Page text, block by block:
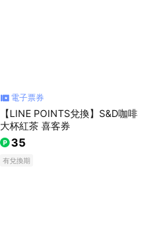
電子票券
【LINE POINTS兌換】S&D咖啡
大杯紅茶 喜客券
35
有兌換期